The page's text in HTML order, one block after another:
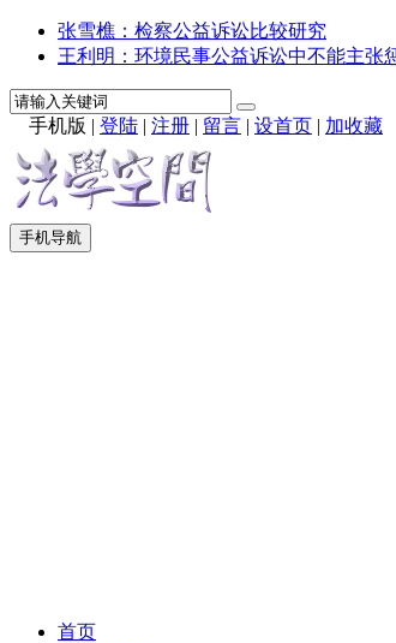
张雪樵：检察公益诉讼比较研究
王利明：环境民事公益诉讼中不能主张
手机版 | 登陆 | 注册 | 留言 | 设首页 | 加收藏
手机导航
首页